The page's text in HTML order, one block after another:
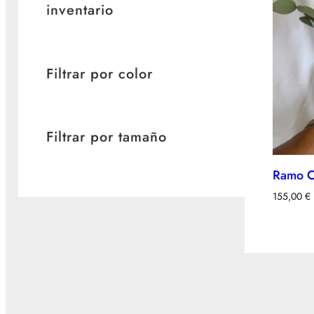
inventario
Filtrar por color
Filtrar por tamaño
Ramo
155,00 €